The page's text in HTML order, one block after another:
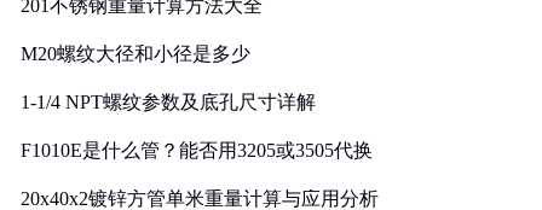
201不锈钢重量计算方法大全
M20螺纹大径和小径是多少
1-1/4 NPT螺纹参数及底孔尺寸详解
F1010E是什么管？能否用3205或3505代换
20x40x2镀锌方管单米重量计算与应用分析